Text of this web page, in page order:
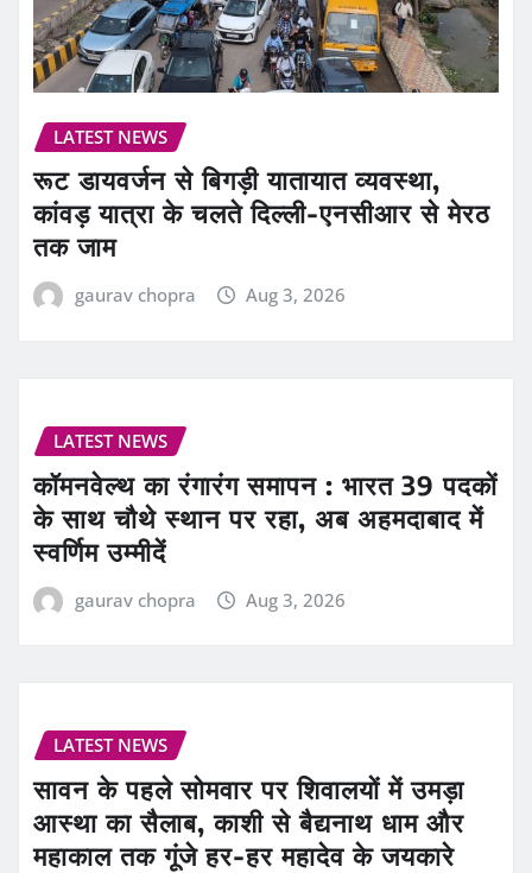
LATEST NEWS
रूट डायवर्जन से बिगड़ी यातायात व्यवस्था,
कांवड़ यात्रा के चलते दिल्ली-एनसीआर से मेरठ
तक जाम
gaurav chopra Aug 3, 2026
LATEST NEWS
कॉमनवेल्थ का रंगारंग समापन : भारत 39 पदकों
के साथ चौथे स्थान पर रहा, अब अहमदाबाद में
स्वर्णिम उम्मीदें
gaurav chopra Aug 3, 2026
LATEST NEWS
सावन के पहले सोमवार पर शिवालयों में उमड़ा
आस्था का सैलाब, काशी से बैद्यनाथ धाम और
महाकाल तक गूंजे हर-हर महादेव के जयकारे